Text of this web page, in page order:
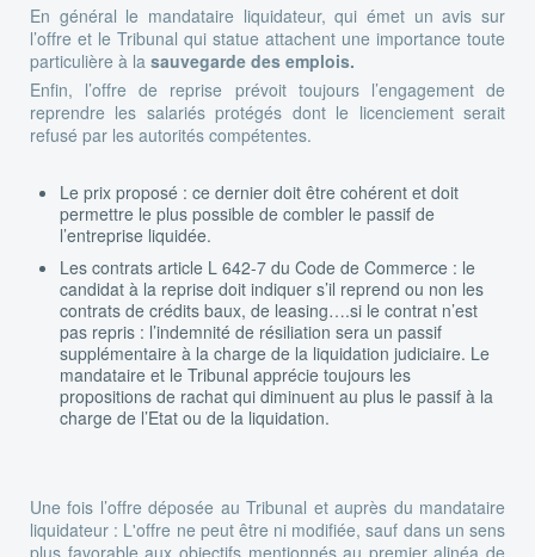
En général le mandataire liquidateur, qui émet un avis sur
l’offre et le Tribunal qui statue attachent une importance toute
particulière à la sauvegarde des emplois.
Enfin, l’offre de reprise prévoit toujours l’engagement de
reprendre les salariés protégés dont le licenciement serait
refusé par les autorités compétentes.
Le prix proposé : ce dernier doit être cohérent et doit
permettre le plus possible de combler le passif de
l’entreprise liquidée.
Les contrats article L 642-7 du Code de Commerce : le
candidat à la reprise doit indiquer s’il reprend ou non les
contrats de crédits baux, de leasing….si le contrat n’est
pas repris : l’indemnité de résiliation sera un passif
supplémentaire à la charge de la liquidation judiciaire. Le
mandataire et le Tribunal apprécie toujours les
propositions de rachat qui diminuent au plus le passif à la
charge de l’Etat ou de la liquidation.
Une fois l’offre déposée au Tribunal et auprès du mandataire
liquidateur : L'offre ne peut être ni modifiée, sauf dans un sens
plus favorable aux objectifs mentionnés au premier alinéa de